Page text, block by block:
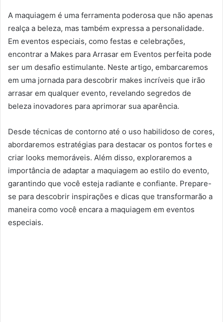
A maquiagem é uma ferramenta poderosa que não apenas
realça a beleza, mas também expressa a personalidade.
Em eventos especiais, como festas e celebrações,
encontrar a Makes para Arrasar em Eventos perfeita pode
ser um desafio estimulante. Neste artigo, embarcaremos
em uma jornada para descobrir makes incríveis que irão
arrasar em qualquer evento, revelando segredos de
beleza inovadores para aprimorar sua aparência.
Desde técnicas de contorno até o uso habilidoso de cores,
abordaremos estratégias para destacar os pontos fortes e
criar looks memoráveis. Além disso, exploraremos a
importância de adaptar a maquiagem ao estilo do evento,
garantindo que você esteja radiante e confiante. Prepare-
se para descobrir inspirações e dicas que transformarão a
maneira como você encara a maquiagem em eventos
especiais.